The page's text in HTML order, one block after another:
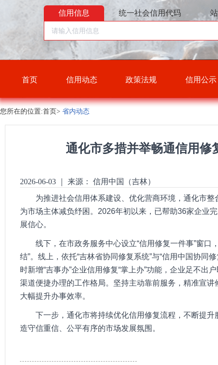
首页 信用动态 政策法规 信用公示
信用信息 统一社会信用代码
您所在的位置:首页> 省内动态
通化市多措并举畅通信用修
2026-06-03
来源： 信用中国（吉林）
为推进社会信用体系建设、优化营商环境，通化市
为市场主体减负纾困。2026年初以来，已帮助36家企业
展信心。
线下，在市政务服务中心设立“信用修复一件事”窗
结”。线上，依托“吉林省协同修复系统”与“信用中国协同
时新增“吉事办”企业信用修复“掌上办”功能，企业足不
渠道便捷办理的工作格局。坚持主动靠前服务，精准宣
大幅提升办事效率。
下一步，通化市将持续优化信用修复流程，不断提
造守信重信、公平有序的市场发展氛围。